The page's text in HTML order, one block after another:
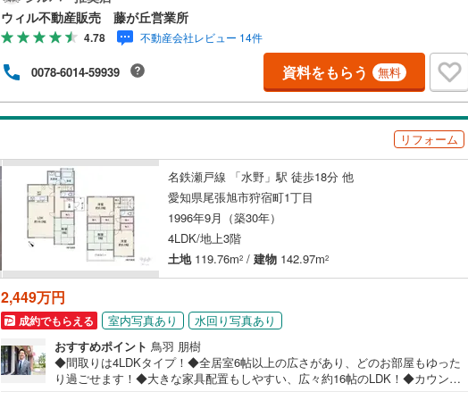
な小屋裏収納などもある収納充実プラン！◆食器洗い乾燥機付きで、毎日の家
事を快適にサポートします！◆前面道路は幅員約6mと広く、お車の出し入れも
しやすい立地！◆「木曽呂小学校」まで徒歩約11分、お子様も無理なく通学で
きます！【営業時間 10:00～19:00】上記時間はお電話が繋がりやすくなってお
ります。お気軽にご連絡下さい！現地を見学される場合はご見学予約ボタンよ
りご希望の日時をご記入いただけますとスムーズにご案内が可能です。**住宅
ローン**諸費用込融資や築年数の古い物件のローンも得意としており、最適な
銀行をご提案します。**リフォーム**理想の間取り、テイストを作り上げられま
ウィル不動産販売 藤が丘営業所
4.78 不動産会社レビュー 14件
0078-6014-59939 資料をもらう 無料
リフォーム
名鉄瀬戸線 「水野」駅 徒歩18分 他
愛知県尾張旭市狩宿町1丁目
1996年9月（築30年）
4LDK/地上3階
土地119.76m2 / 建物 142.97m2
2,449万円
成約でもらえる 室内写真あり
水回り写真あり
おすすめポイント 鳥羽 朋樹
◆間取りは4LDKタイプ！◆全居室6帖以上の広さがあり、どのお部屋もゆった
り過ごせます！◆大きな家具配置もしやすい、広々約16帖のLDK！◆カウンタ